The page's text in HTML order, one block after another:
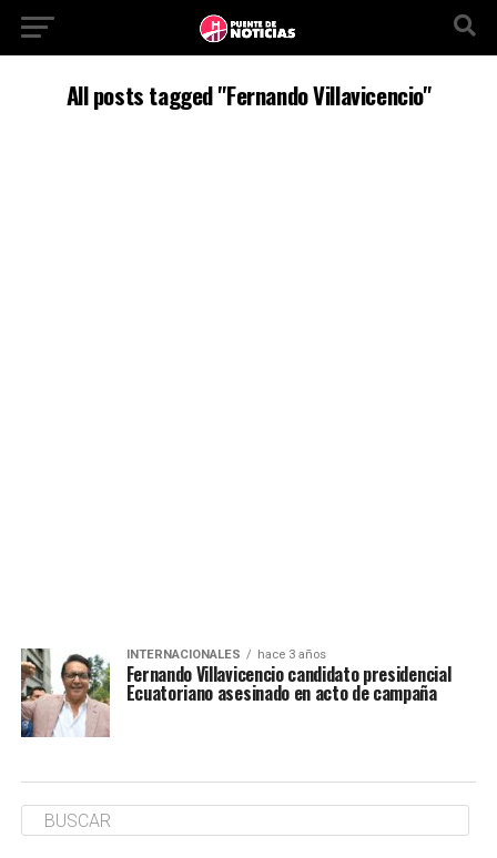
All posts tagged "Fernando Villavicencio"
INTERNACIONALES hace 3 años
Fernando Villavicencio candidato presidencial
Ecuatoriano asesinado en acto de campaña